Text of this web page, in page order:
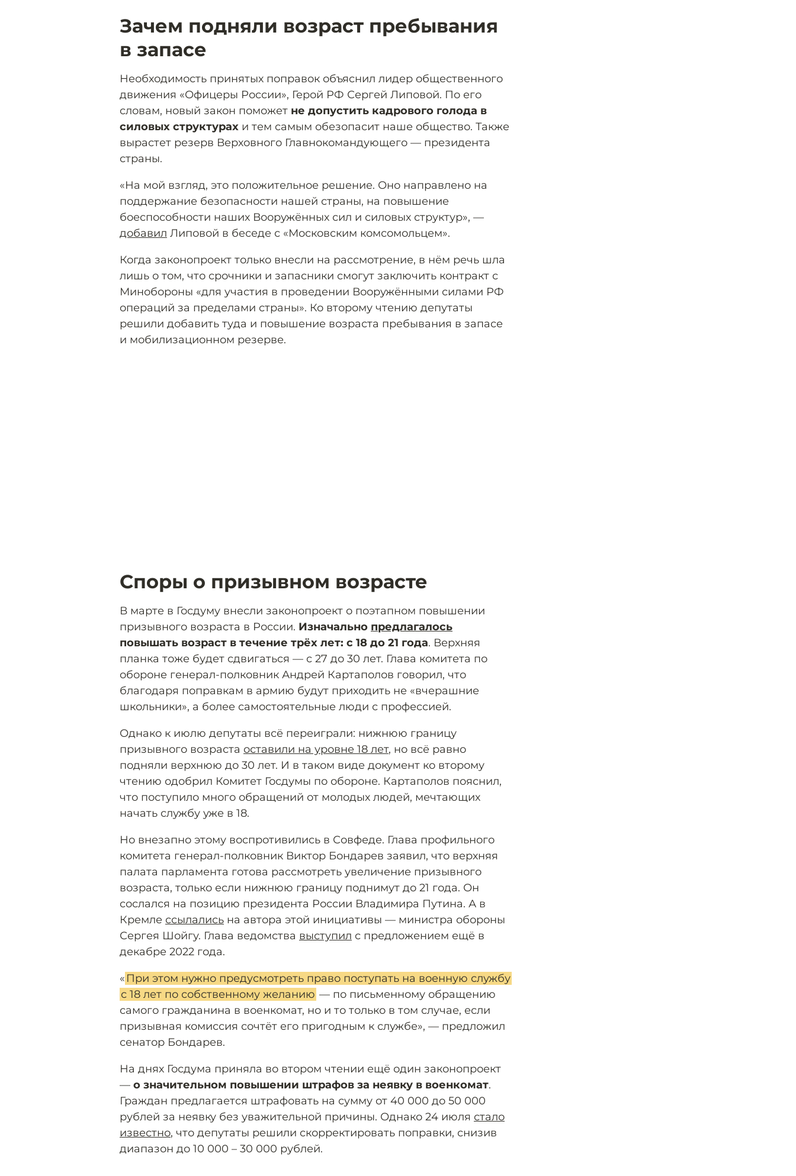
Зачем подняли возраст пребывания
в запасе
Необходимость принятых поправок объяснил лидер общественного
движения «Офицеры России», Герой РФ Сергей Липовой. По его
словам, новый закон поможет не допустить кадрового голода в
силовых структурах и тем самым обезопасит наше общество. Также
вырастет резерв Верховного Главнокомандующего — президента
страны.
«На мой взгляд, это положительное решение. Оно направлено на
поддержание безопасности нашей страны, на повышение
боеспособности наших Вооружённых сил и силовых структур», —
добавил Липовой в беседе с «Московским комсомольцем».
Когда законопроект только внесли на рассмотрение, в нём речь шла
лишь о том, что срочники и запасники смогут заключить контракт с
Минобороны «для участия в проведении Вооружёнными силами РФ
операций за пределами страны». Ко второму чтению депутаты
решили добавить туда и повышение возраста пребывания в запасе
и мобилизационном резерве.
Споры о призывном возрасте
В марте в Госдуму внесли законопроект о поэтапном повышении
призывного возраста в России. Изначально предлагалось
повышать возраст в течение трёх лет: с 18 до 21 года. Верхняя
планка тоже будет сдвигаться — с 27 до 30 лет. Глава комитета по
обороне генерал-полковник Андрей Картаполов говорил, что
благодаря поправкам в армию будут приходить не «вчерашние
школьники», а более самостоятельные люди с профессией.
Однако к июлю депутаты всё переиграли: нижнюю границу
призывного возраста оставили на уровне 18 лет, но всё равно
подняли верхнюю до 30 лет. И в таком виде документ ко второму
чтению одобрил Комитет Госдумы по обороне. Картаполов пояснил,
что поступило много обращений от молодых людей, мечтающих
начать службу уже в 18.
Но внезапно этому воспротивились в Совфеде. Глава профильного
комитета генерал-полковник Виктор Бондарев заявил, что верхняя
палата парламента готова рассмотреть увеличение призывного
возраста, только если нижнюю границу поднимут до 21 года. Он
сослался на позицию президента России Владимира Путина. А в
Кремле ссылались на автора этой инициативы — министра обороны
Сергея Шойгу. Глава ведомства выступил с предложением ещё в
декабре 2022 года.
« При этом нужно предусмотреть право поступать на военную службу
с 18 лет по собственному желанию — по письменному обращению
самого гражданина в военкомат, но и то только в том случае, если
призывная комиссия сочтёт его пригодным к службе», — предложил
сенатор Бондарев.
На днях Госдума приняла во втором чтении ещё один законопроект
— о значительном повышении штрафов за неявку в военкомат.
Граждан предлагается штрафовать на сумму от 40 000 до 50 000
рублей за неявку без уважительной причины. Однако 24 июля стало
известно, что депутаты решили скорректировать поправки, снизив
диапазон до 10 000 – 30 000 рублей.